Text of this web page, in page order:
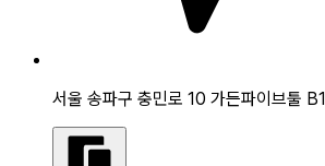
서울 송파구 충민로 10 가든파이브툴 B1